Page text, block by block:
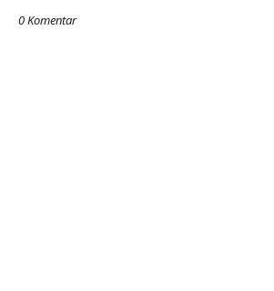
0 Komentar